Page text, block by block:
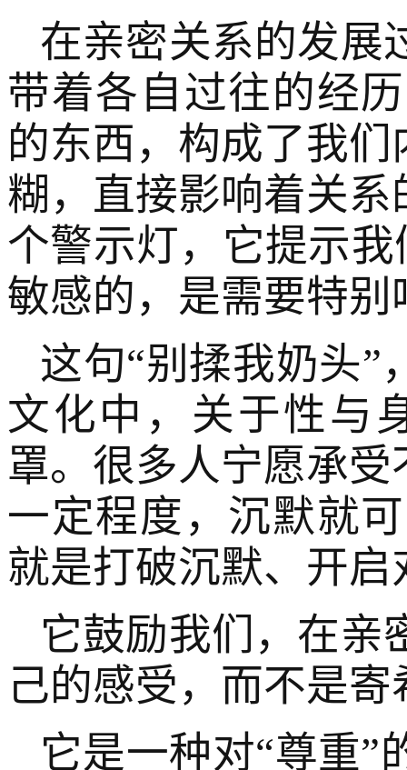
在亲密关系的发展
带着各自过往的经
的东西，构成了我
糊，直接影响着关
个警示灯，它提示
敏感的，是需要特别
这句“别揉我奶头”
文化中，关于性与
罩。很多人宁愿承
一定程度，沉默就
就是打破沉默、开
它鼓励我们，在亲
己的感受，而不是
它是一种对“尊重”